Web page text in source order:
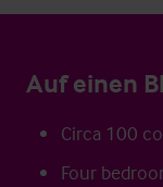
Auf einen
Circa 100
Four